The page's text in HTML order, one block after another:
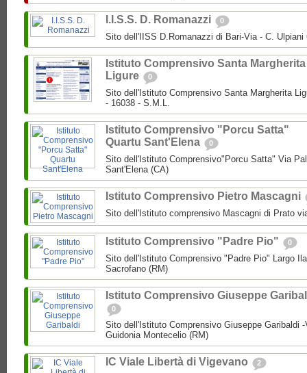
I.I.S.S. D. Romanazzi 0
Sito dell'IISS D.Romanazzi di Bari-Via - C. Ulpiani
Istituto Comprensivo Santa Margherita
Ligure
0
Sito dell'Istituto Comprensivo Santa Margherita
- 16038 - S.M.L.
Istituto Comprensivo "Porcu Satta"
Quartu Sant'Elena
0
Sito dell'Istituto Comprensivo"Porcu Satta" Via
Sant'Elena (CA)
Istituto Comprensivo Pietro Mascagni
Sito dell'Istituto comprensivo Mascagni di Prato
Istituto Comprensivo "Padre Pio" 0
Sito dell'Istituto Comprensivo "Padre Pio" Largo
Sacrofano (RM)
Istituto Comprensivo Giuseppe
0
Sito dell'Istituto Comprensivo Giuseppe Garibaldi
Guidonia Montecelio (RM)
IC Viale Libertà di Vigevano 2